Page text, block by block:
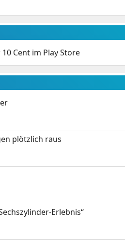
Cent im Play Store
plötzlich raus
Erlebnis“